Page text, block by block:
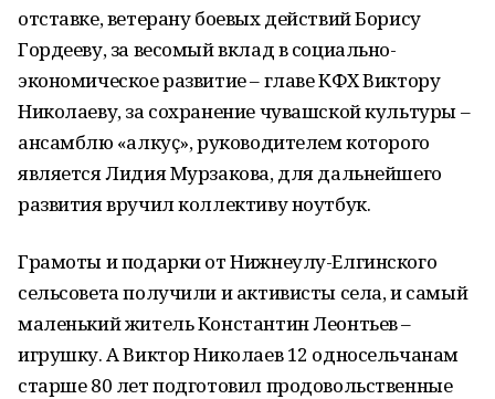
отставке, ветерану боевых действий Борису
Гордееву, за весомый вклад в социально-
экономическое развитие – главе КФХ Виктору
Николаеву, за сохранение чувашской культуры –
ансамблю «Ҫалкуҫ», руководителем которого
является Лидия Мурзакова, для дальнейшего
развития вручил коллективу ноутбук.
Грамоты и подарки от Нижнеулу-Елгинского
сельсовета получили и активисты села, и самый
маленький житель Константин Леонтьев –
игрушку. А Виктор Николаев 12 односельчанам
старше 80 лет подготовил продовольственные